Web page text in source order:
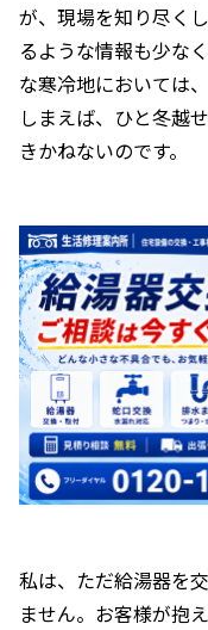
が、現場を知り尽く
るような情報も少な
な寒冷地においては
しまえば、ひと冬越
きかねないのです。
私は、ただ給湯器を
ません。お客様が抱